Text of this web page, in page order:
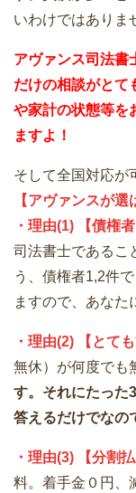
いわけではありま
アヴァンス司法書
だけの相談がとて
や家計の状態等を
ますよ！
そして全国対応が
【アヴァンスが選
・理由(1) 【債権
司法書士であるこ
う、債権者1,2件
ますので、あなた
・理由(2) 【とて
無休）が何度でも
す。それにたった
答えるだけでなの
・理由(3) 【分割
料。着手金０円、